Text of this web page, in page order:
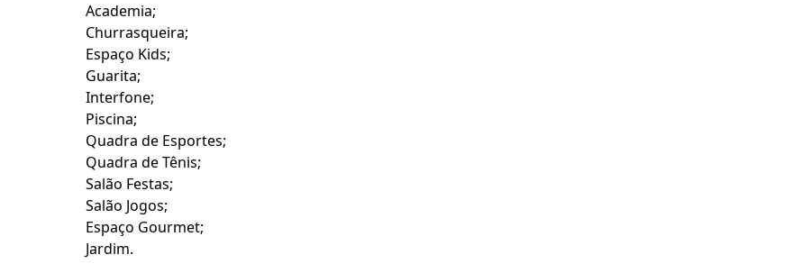
Academia;
Churrasqueira;
Espaço Kids;
Guarita;
Interfone;
Piscina;
Quadra de Esportes;
Quadra de Tênis;
Salão Festas;
Salão Jogos;
Espaço Gourmet;
Jardim.